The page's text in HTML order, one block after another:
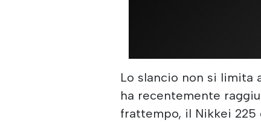
Lo slancio non si limita
ha recentemente
frattempo, il Nikkei 225